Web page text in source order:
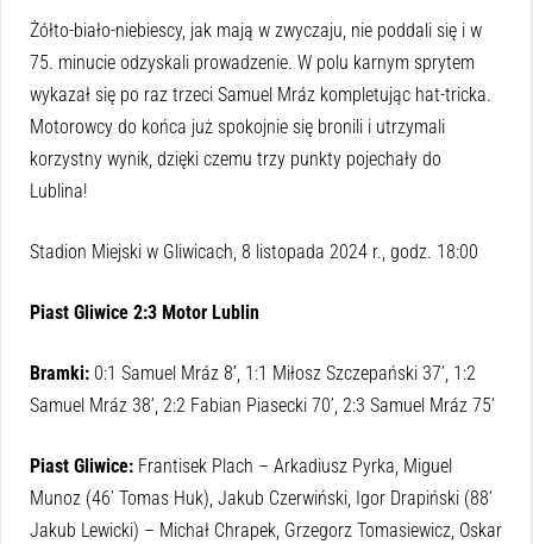
Żółto-biało-niebiescy, jak mają w zwyczaju, nie poddali się i w
75. minucie odzyskali prowadzenie. W polu karnym sprytem
wykazał się po raz trzeci Samuel Mráz kompletując hat-tricka.
Motorowcy do końca już spokojnie się bronili i utrzymali
korzystny wynik, dzięki czemu trzy punkty pojechały do
Lublina!
Stadion Miejski w Gliwicach, 8 listopada 2024 r., godz. 18:00
Piast Gliwice 2:3 Motor Lublin
Bramki: 0:1 Samuel Mráz 8’, 1:1 Miłosz Szczepański 37’, 1:2
Samuel Mráz 38’, 2:2 Fabian Piasecki 70’, 2:3 Samuel Mráz 75’
Piast Gliwice: Frantisek Plach – Arkadiusz Pyrka, Miguel
Munoz (46’ Tomas Huk), Jakub Czerwiński, Igor Drapiński (88’
Jakub Lewicki) – Michał Chrapek, Grzegorz Tomasiewicz, Oskar